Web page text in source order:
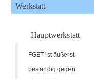
Werkstatt
Hauptwerkstatt
FGET ist äußerst
beständig gegen